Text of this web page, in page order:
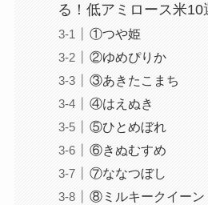
る！低アミロース米10
①つや姫
②ゆめぴりか
③あきたこまち
④はえぬき
⑤ひとめぼれ
⑥きぬむすめ
⑦ななつぼし
⑧ミルキークイーン